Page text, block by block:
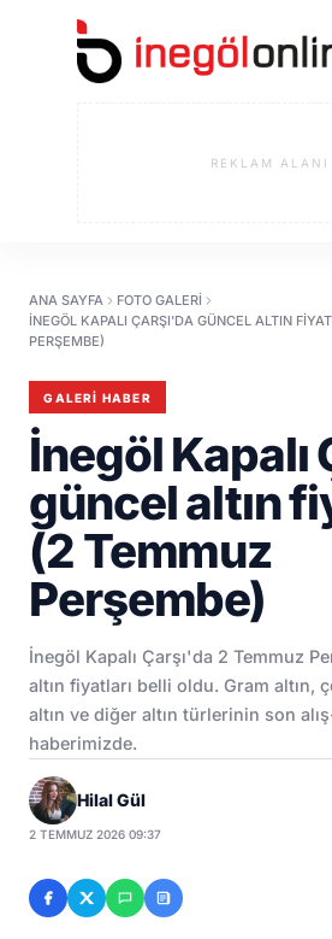
REKLAM ALANI
ANA SAYFA
FOTO GALERI
İNEGÖL KAPALI ÇARŞI'DA GÜNCEL ALTIN
PERŞEMBE)
GALERI HABER
İnegöl Kapalı
güncel altın
(2 Temmuz
Perşembe)
İnegöl Kapalı Çarşı'da 2 Temmuz
altın fiyatları belli oldu. Gram altın,
altın ve diğer altın türlerinin son
haberimizde.
Hilal Gül
2 TEMMUZ 2026 09:37